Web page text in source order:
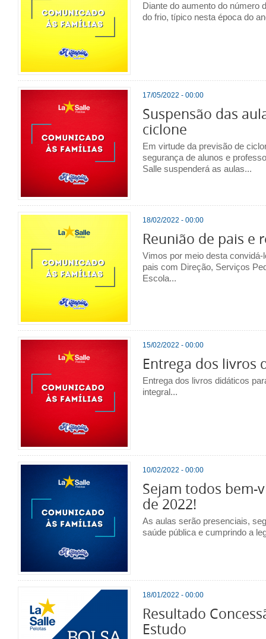
Diante do aumento do número
do frio, típico nesta época do
17/05/2022 - 00:00
Suspensão das
ciclone
Em virtude da previsão de
segurança de alunos e
Salle suspenderá as aulas...
18/02/2022 - 00:00
Reunião de pais e
Vimos por meio desta
pais com Direção, Serviços
Escola...
15/02/2022 - 00:00
Entrega dos livros
Entrega dos livros didáticos
integral...
10/02/2022 - 00:00
Sejam todos bem-
de 2022!
As aulas serão presenciais,
saúde pública e cumprindo a
18/01/2022 - 00:00
Resultado
Estudo